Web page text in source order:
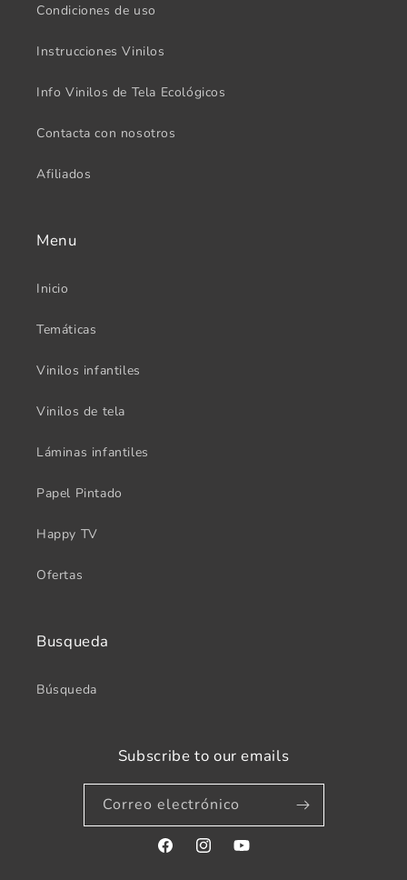
Condiciones de uso
Instrucciones Vinilos
Info Vinilos de Tela Ecológicos
Contacta con nosotros
Afiliados
Menu
Inicio
Temáticas
Vinilos infantiles
Vinilos de tela
Láminas infantiles
Papel Pintado
Happy TV
Ofertas
Busqueda
Búsqueda
Subscribe to our emails
Correo electrónico
FacebookInstagramYouTube